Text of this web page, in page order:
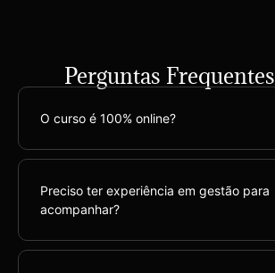
Perguntas Frequentes
O curso é 100% online?
Preciso ter experiência em gestão para
acompanhar?